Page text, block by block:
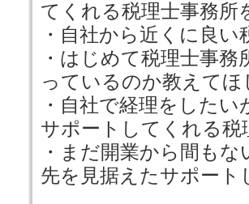
てくれる税理士事務所
・自社から近くに良
・はじめて税理士事
っているのか教えてほ
・自社で経理をした
サポートしてくれる
・まだ開業から間も
先を見据えたサポート